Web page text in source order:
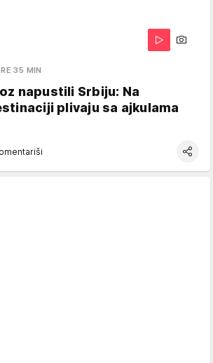
35 MIN
napustili Srbiju: Na
plivaju sa ajkulama